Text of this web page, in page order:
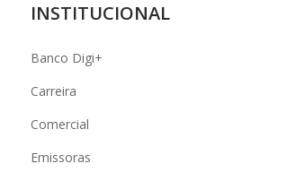
INSTITUCIONAL
Banco Digi+
Carreira
Comercial
Emissoras